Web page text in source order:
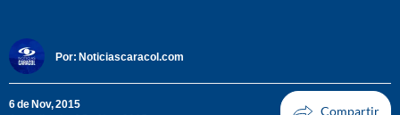
Por: Noticiascaracol.com
6 de Nov, 2015